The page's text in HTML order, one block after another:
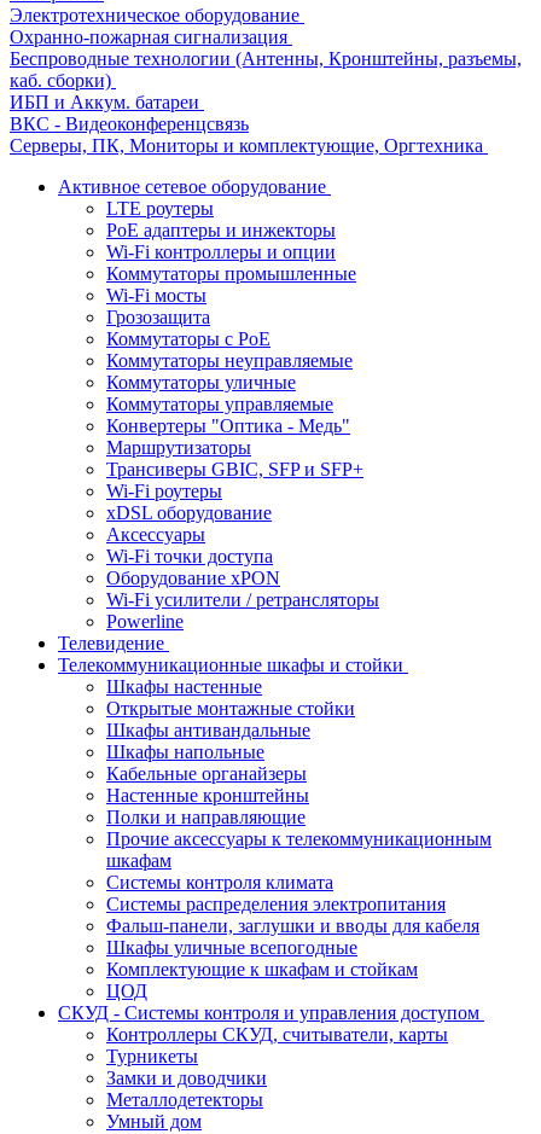
Электротехническое оборудование
Охранно-пожарная сигнализация
Беспроводные технологии (Антенны, Кронштейны, разъемы,
каб. сборки)
ИБП и Аккум. батареи
ВКС - Видеоконференцсвязь
Серверы, ПК, Мониторы и комплектующие, Оргтехника
Активное сетевое оборудование
LTE роутеры
PoE адаптеры и инжекторы
Wi-Fi контроллеры и опции
Коммутаторы промышленные
Wi-Fi мосты
Грозозащита
Коммутаторы c PoE
Коммутаторы неуправляемые
Коммутаторы уличные
Коммутаторы управляемые
Конвертеры "Оптика - Медь"
Маршрутизаторы
Трансиверы GBIC, SFP и SFP+
Wi-Fi роутеры
xDSL оборудование
Аксессуары
Wi-Fi точки доступа
Оборудование хPON
Wi-Fi усилители / ретрансляторы
Powerline
Телевидение
Телекоммуникационные шкафы и стойки
Шкафы настенные
Открытые монтажные стойки
Шкафы антивандальные
Шкафы напольные
Кабельные органайзеры
Настенные кронштейны
Полки и направляющие
Прочие аксессуары к телекоммуникационным
шкафам
Системы контроля климата
Системы распределения электропитания
Фальш-панели, заглушки и вводы для кабеля
Шкафы уличные всепогодные
Комплектующие к шкафам и стойкам
ЦОД
СКУД - Системы контроля и управления доступом
Контроллеры СКУД, считыватели, карты
Турникеты
Замки и доводчики
Металлодетекторы
Умный дом